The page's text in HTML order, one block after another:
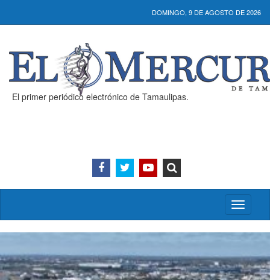
DOMINGO, 9 DE AGOSTO DE 2026
El primer periódico electrónico de Tamaulipas.
Activar/
menú